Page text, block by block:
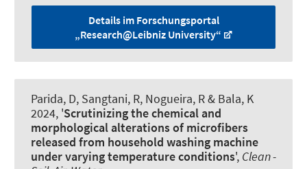
Details im Forschungsportal
„Research@Leibniz University“
Parida, D, Sangtani, R, Nogueira, R& Bala, K
2024, 'Scrutinizing the chemical and
morphological alterations of microfibers
released from household washing machine
under varying temperature conditions', Clean -